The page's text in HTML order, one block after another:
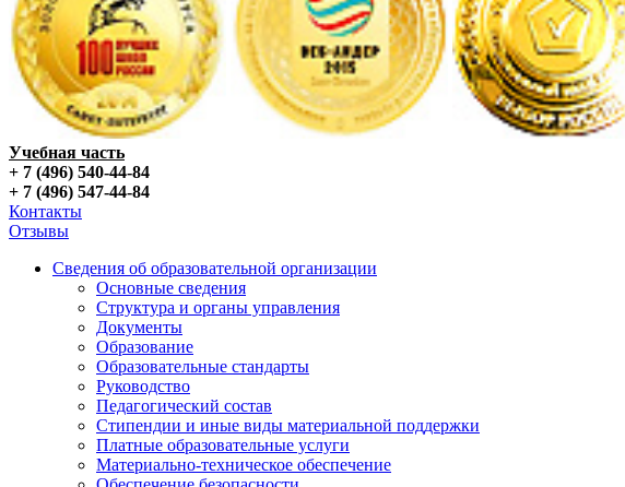
Учебная часть
+ 7 (496) 540-44-84
+ 7 (496) 547-44-84
Контакты
Отзывы
Сведения об образовательной организации
Основные сведения
Структура и органы управления
Документы
Образование
Образовательные стандарты
Руководство
Педагогический состав
Стипендии и иные виды материальной поддержки
Платные образовательные услуги
Материально-техническое обеспечение